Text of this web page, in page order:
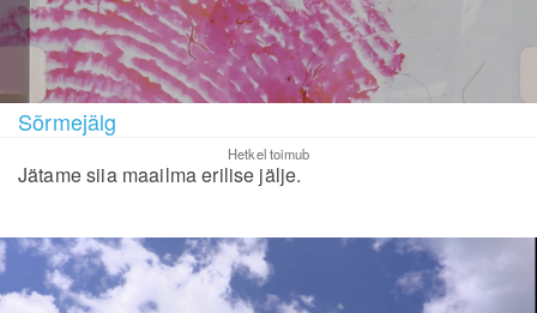
Sõrmejälg
Hetkel toimub
Jätame siia maailma erilise jälje.